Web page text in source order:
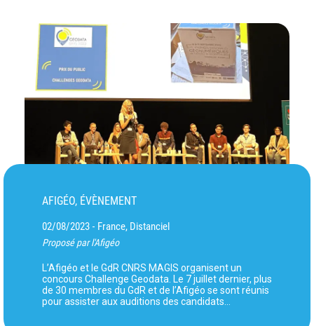
AFIGÉO, ÉVÈNEMENT
02/08/2023 - France, Distanciel
Proposé par l'Afigéo
L’Afigéo et le GdR CNRS MAGIS organisent un
concours Challenge Geodata. Le 7 juillet dernier, plus
de 30 membres du GdR et de l’Afigéo se sont réunis
pour assister aux auditions des candidats…